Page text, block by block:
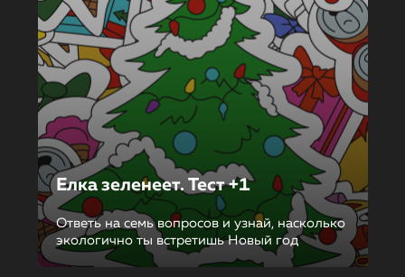
Елка зеленеет. Тест +1
Ответь на семь вопросов и узнай, насколько
экологично ты встретишь Новый год